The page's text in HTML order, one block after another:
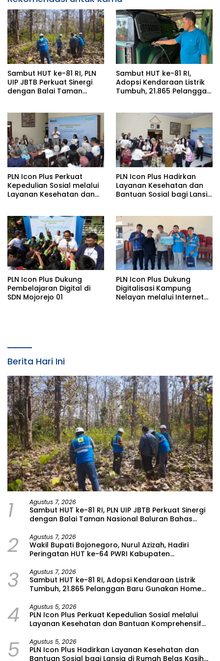
Sambut HUT ke-81 RI, PLN
UIP JBTB Perkuat Sinergi
dengan Balai Taman
SUTET 500 kV Paiton–
Watudodol/Kalipuro
Sambut HUT ke-81 RI,
Adopsi Kendaraan Listrik
Tumbuh, 21.865 Pelanggan
pada Semester I 2026
PLN Icon Plus Perkuat
Kepedulian Sosial melalui
Layanan Kesehatan dan
PLN Icon Plus Hadirkan
Layanan Kesehatan dan
Bantuan Sosial bagi Lansia
PLN Icon Plus Dukung
Pembelajaran Digital di
SDN Mojorejo 01
PLN Icon Plus Dukung
Digitalisasi Kampung
Nelayan melalui Internet
Berita Hari Ini
1 Agustus 7, 2026
Sambut HUT ke-81 RI, PLN UIP JBTB Perkuat Sinergi
dengan Balai Taman Nasional Baluran Bahas
Watudodol/Kalipuro
2 Agustus 7, 2026
Wakil Bupati Bojonegoro, Nurul Azizah, Hadiri
Peringatan HUT ke-64 PWRI Kabupaten
3 Agustus 7, 2026
Sambut HUT ke-81 RI, Adopsi Kendaraan Listrik
Tumbuh, 21.865 Pelanggan Baru Gunakan Home
4 Agustus 5, 2026
PLN Icon Plus Perkuat Kepedulian Sosial melalui
Layanan Kesehatan dan Bantuan Komprehensif
5 Agustus 5, 2026
PLN Icon Plus Hadirkan Layanan Kesehatan dan
Bantuan Sosial bagi Lansia di Rumah Belas Kasih